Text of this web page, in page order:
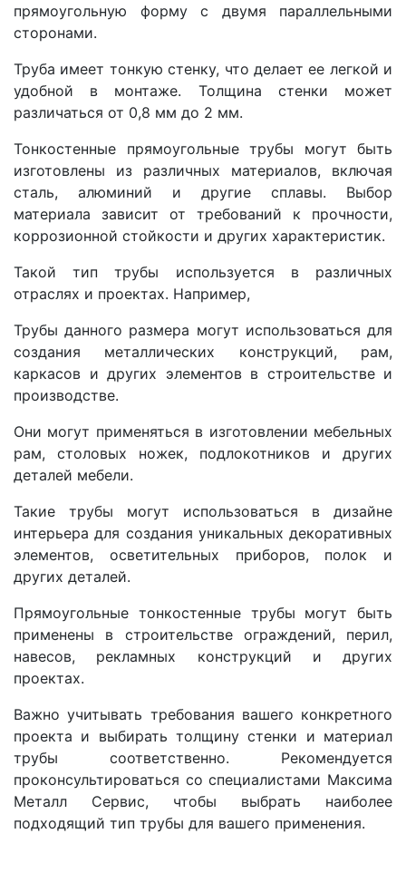
прямоугольную форму с двумя параллельными
сторонами.
Труба имеет тонкую стенку, что делает ее легкой и
удобной в монтаже. Толщина стенки может
различаться от 0,8 мм до 2 мм.
Тонкостенные прямоугольные трубы могут быть
изготовлены из различных материалов, включая
сталь, алюминий и другие сплавы. Выбор
материала зависит от требований к прочности,
коррозионной стойкости и других характеристик.
Такой тип трубы используется в различных
отраслях и проектах. Например,
Трубы данного размера могут использоваться для
создания металлических конструкций, рам,
каркасов и других элементов в строительстве и
производстве.
Они могут применяться в изготовлении мебельных
рам, столовых ножек, подлокотников и других
деталей мебели.
Такие трубы могут использоваться в дизайне
интерьера для создания уникальных декоративных
элементов, осветительных приборов, полок и
других деталей.
Прямоугольные тонкостенные трубы могут быть
применены в строительстве ограждений, перил,
навесов, рекламных конструкций и других
проектах.
Важно учитывать требования вашего конкретного
проекта и выбирать толщину стенки и материал
трубы соответственно. Рекомендуется
проконсультироваться со специалистами Максима
Металл Сервис, чтобы выбрать наиболее
подходящий тип трубы для вашего применения.